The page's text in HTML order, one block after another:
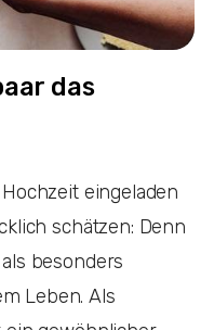
das
eingeladen
schätzen: Denn
besonders
Leben. Als